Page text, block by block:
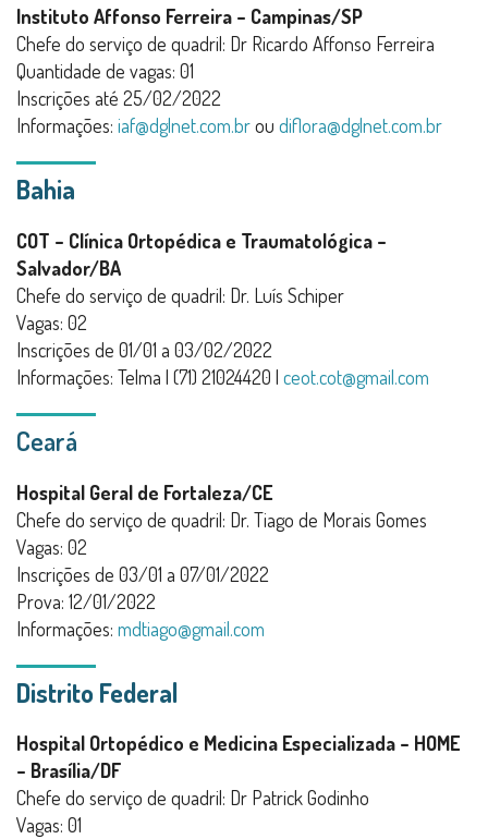
Instituto Affonso Ferreira – Campinas/SP
Chefe do serviço de quadril: Dr Ricardo Affonso Ferreira
Quantidade de vagas: 01
Inscrições até 25/02/2022
Informações: iaf@dglnet.com.brou diflora@dglnet.com.br
Bahia
COT – Clínica Ortopédica e Traumatológica –
Salvador/BA
Chefe do serviço de quadril: Dr. Luís Schiper
Vagas: 02
Inscrições de 01/01 a 03/02/2022
Informações: Telma | (71) 21024420 | ceot.cot@gmail.com
Ceará
Hospital Geral de Fortaleza/CE
Chefe do serviço de quadril: Dr. Tiago de Morais Gomes
Vagas: 02
Inscrições de 03/01 a 07/01/2022
Prova: 12/01/2022
Informações: mdtiago@gmail.com
Distrito Federal
Hospital Ortopédico e Medicina Especializada – HOME
– Brasília/DF
Chefe do serviço de quadril: Dr Patrick Godinho
Vagas: 01